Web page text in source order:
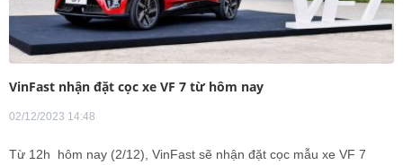
VinFast nhận đặt cọc xe VF 7 từ hôm nay
02/12/2023 14:48
Từ 12h hôm nay (2/12), VinFast sẽ nhận đặt cọc mẫu xe VF 7